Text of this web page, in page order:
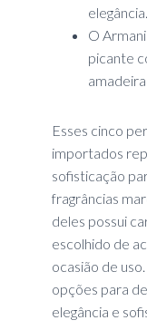
elegância.
O
picante
Esses cinco
importados
sofisticação
fragrâncias
deles possui
escolhido de
ocasião de
opções para
elegância e